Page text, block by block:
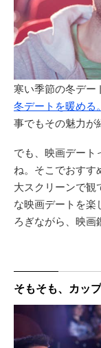
寒い季節の冬デー
冬デートを暖める
事でもその魅力が
でも、映画デート
ね。そこでおすす
大スクリーンで観
な映画デートを楽
ろぎながら、映画
そもそも、カッ